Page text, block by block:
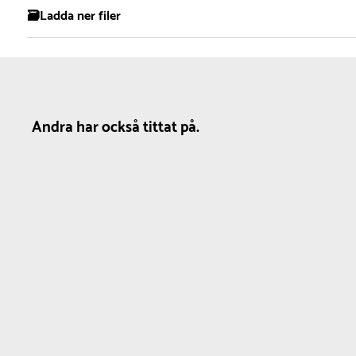
1
Material
Aluminium Längd :43 cm ålder
🗃️Ladda ner filer
Andra har också tittat på.